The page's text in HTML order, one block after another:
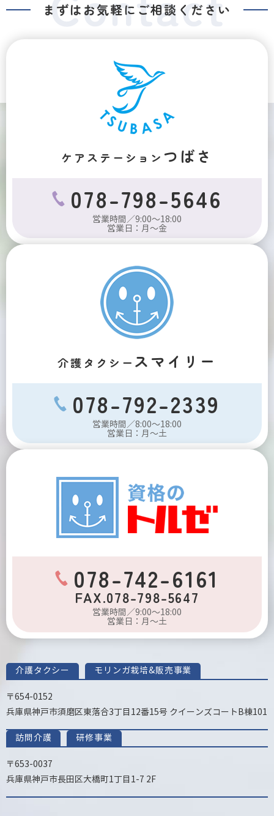
まずはお気軽にご相談ください
ケアステーション つばさ
078-798-5646
営業時間／9:00～18:00
営業日：月～金
介護タクシー スマイリー
078-792-2339
営業時間／8:00～18:00
営業日：月～土
078-742-6161
FAX.078-798-5647
営業時間／9:00～18:00
営業日：月～土
介護タクシー モリンガ栽培&販売事業
〒654-0152
兵庫県神戸市須磨区東落合3丁目12番15号 クイーンズコートB棟101
訪問介護 研修事業
〒653-0037
兵庫県神戸市長田区大橋町1丁目1-7 2F